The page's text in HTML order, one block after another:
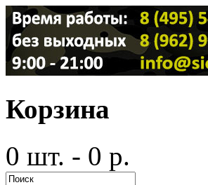
Корзина
0 шт. - 0 р.